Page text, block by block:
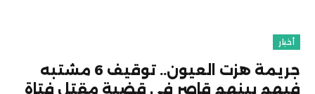
أخبار
جريمة هزت العيون.. توقيف 6 مشتبه
فيهم بينهم قاصر في قضية مقتل فتاة